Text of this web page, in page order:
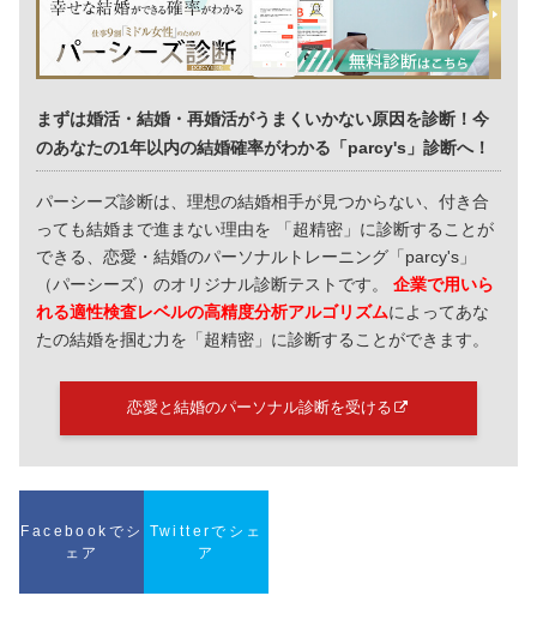
まずは婚活・結婚・再婚活がうまくいかない原因を診断！今
のあなたの1年以内の結婚確率がわかる「parcy's」診断へ！
パーシーズ診断は、理想の結婚相手が見つからない、付き合
っても結婚まで進まない理由を 「超精密」に診断することが
できる、恋愛・結婚のパーソナルトレーニング「parcy's」
（パーシーズ）のオリジナル診断テストです。企業で用いら
れる適性検査レベルの高精度分析アルゴリズムによってあな
たの結婚を掴む力を「超精密」に診断することができます。
恋愛と結婚のパーソナル診断を受ける
Facebookでシ
ェア
Twitterでシェ
ア